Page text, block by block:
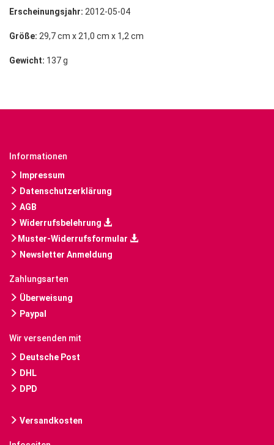
Erscheinungsjahr: 2012-05-04
Größe: 29,7 cm x 21,0 cm x 1,2 cm
Gewicht: 137 g
Informationen
Impressum
Datenschutzerklärung
AGB
Widerrufsbelehrung
Muster-Widerrufsformular
Newsletter Anmeldung
Zahlungsarten
Überweisung
Paypal
Wir versenden mit
Deutsche Post
DHL
DPD
Versandkosten